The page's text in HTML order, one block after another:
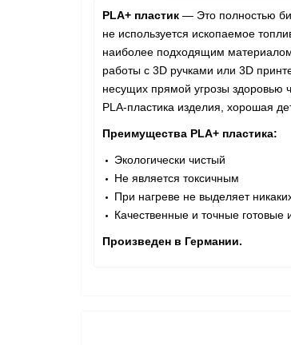
PLA+ пластик — Это полностью
не используется ископаемое
наиболее подходящим
работы с 3D ручками или 3D
несущих прямой угрозы здоровью
PLA-пластика изделия, хорошая
Преимущества PLA+ пластика:
Экологически чистый
Не является токсичным
При нагреве не выделяет
Качественные и точные готовые
Произведен в Германии.